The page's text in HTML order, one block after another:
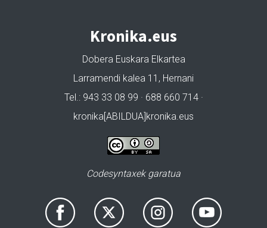
Kronika.eus
Dobera Euskara Elkartea
Larramendi kalea 11, Hernani
Tel.: 943 33 08 99 · 688 660 714 ·
kronika[ABILDUA]kronika.eus
Codesyntaxek garatua